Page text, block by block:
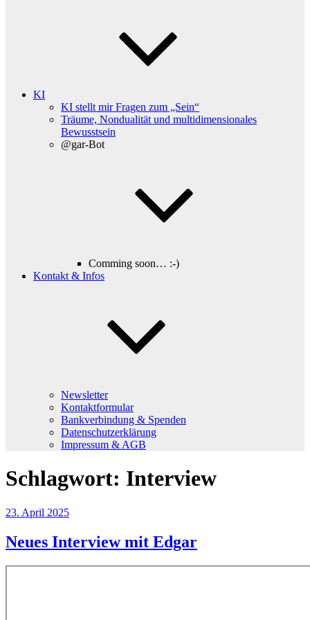
KI
KI stellt mir Fragen zum „Sein“
Träume, Nondualität und multidimensionales
Bewusstsein
@gar-Bot
Comming soon… :-)
Kontakt & Infos
Newsletter
Kontaktformular
Bankverbindung & Spenden
Datenschutzerklärung
Impressum & AGB
Schlagwort: Interview
Veröffentlicht
23. April 2025
Neues Interview mit Edgar